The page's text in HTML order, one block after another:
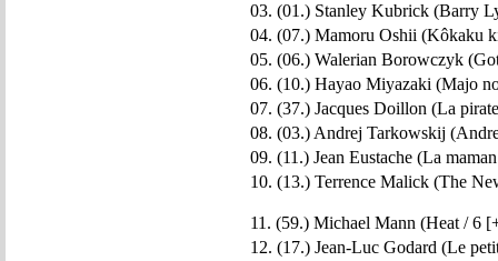
03. (01.) Stanley Kubrick (Barry
04. (07.) Mamoru Oshii (Kôkaku
05. (06.) Walerian Borowczyk
06. (10.) Hayao Miyazaki (Majo
07. (37.) Jacques Doillon (La
08. (03.) Andrej Tarkowskij
09. (11.) Jean Eustache (La
10. (13.) Terrence Malick (The
11. (59.) Michael Mann (Heat / 6
12. (17.) Jean-Luc Godard (Le